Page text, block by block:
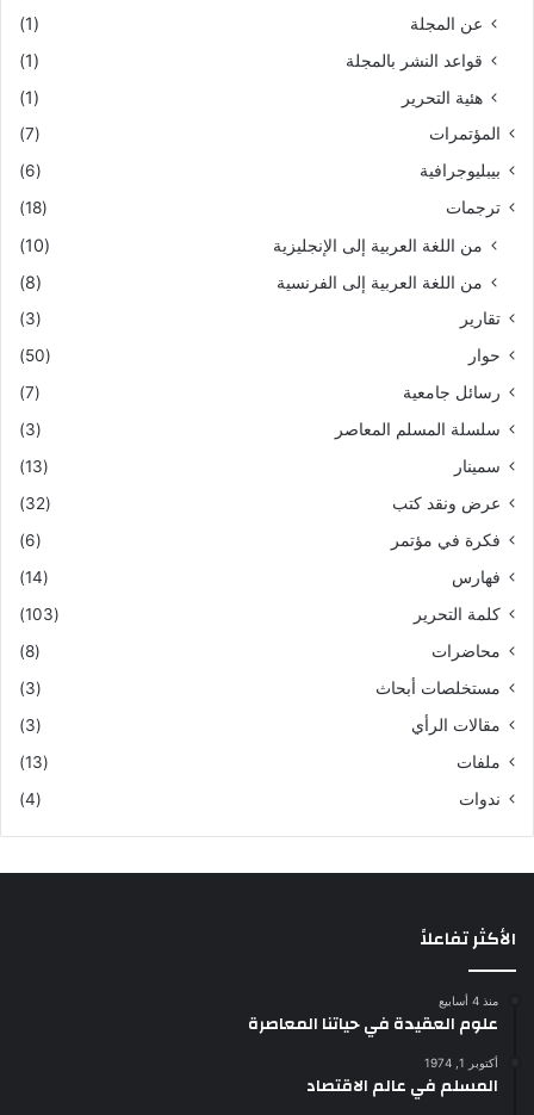
عن المجلة
(1)
قواعد النشر بالمجلة
(1)
هئية التحرير
(1)
المؤتمرات
(7)
بيبليوجرافية
(6)
ترجمات
(18)
من اللغة العربية إلى الإنجليزية
(10)
من اللغة العربية إلى الفرنسية
(8)
تقارير
(3)
حوار
(50)
رسائل جامعية
(7)
سلسلة المسلم المعاصر
(3)
سمينار
(13)
عرض ونقد كتب
(32)
فكرة في مؤتمر
(6)
فهارس
(14)
كلمة التحرير
(103)
محاضرات
(8)
مستخلصات أبحاث
(3)
مقالات الرأي
(3)
ملفات
(13)
ندوات
(4)
الأكثر تفاعلاً
منذ 4 أسابيع
علوم العقيدة في حياتنا المعاصرة
أكتوبر 1, 1974
المسلم في عالم الاقتصاد